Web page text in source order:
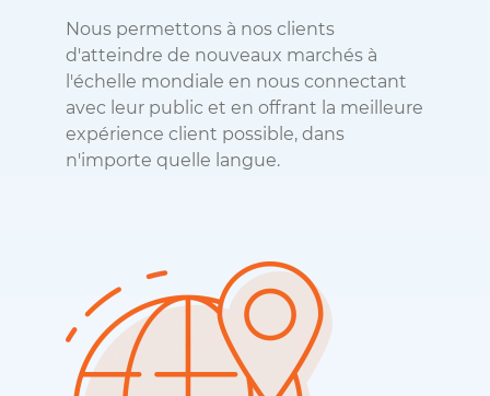
Nous permettons à nos clients
d'atteindre de nouveaux marchés à
l'échelle mondiale en nous connectant
avec leur public et en offrant la meilleure
expérience client possible, dans
n'importe quelle langue.